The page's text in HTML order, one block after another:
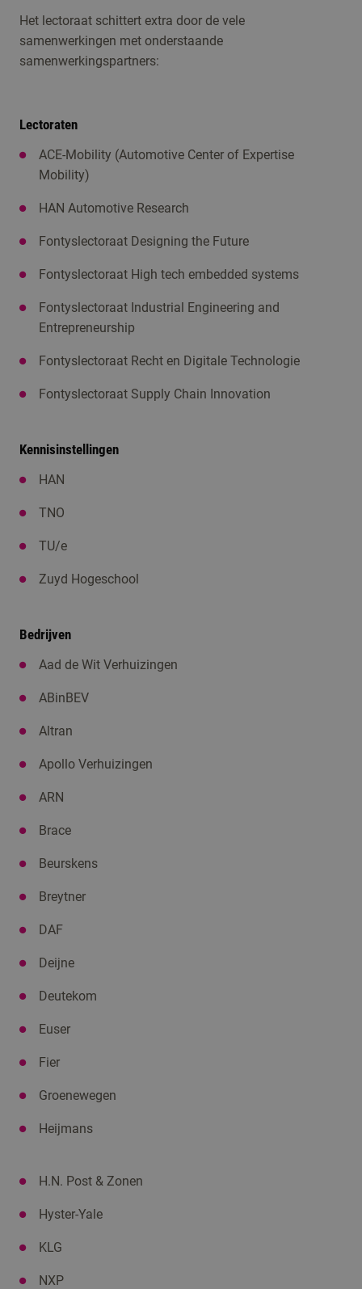
Het lectoraat schittert extra door de vele
samenwerkingen met onderstaande
samenwerkingspartners:
Lectoraten
ACE-Mobility (Automotive Center of Expertise
Mobility)
HAN Automotive Research
Fontyslectoraat Designing the Future
Fontyslectoraat High tech embedded systems
Fontyslectoraat Industrial Engineering and
Entrepreneurship
Fontyslectoraat Recht en Digitale Technologie
Fontyslectoraat Supply Chain Innovation
Kennisinstellingen
HAN
TNO
TU/e
Zuyd Hogeschool
Bedrijven
Aad de Wit Verhuizingen
ABinBEV
Altran
Apollo Verhuizingen
ARN
Brace
Beurskens
Breytner
DAF
Deijne
Deutekom
Euser
Fier
Groenewegen
Heijmans
H.N. Post & Zonen
Hyster-Yale
KLG
NXP